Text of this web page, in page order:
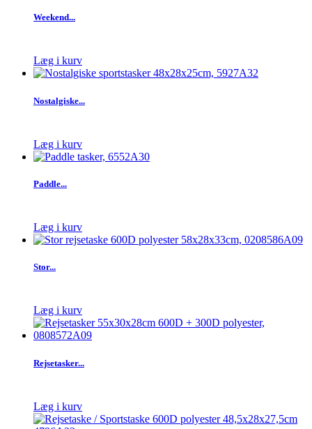
Weekend...
Læg i kurv
Nostalgiske...
Læg i kurv
Paddle...
Læg i kurv
Stor...
Læg i kurv
Rejsetasker...
Læg i kurv